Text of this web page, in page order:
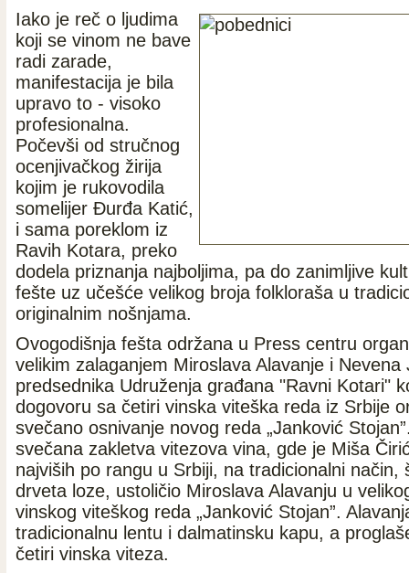
Iako je reč o ljudima
koji se vinom ne bave
radi zarade,
manifestacija je bila
upravo to - visoko
profesionalna.
Počevši od stručnog
ocenjivačkog žirija
kojim je rukovodila
somelijer Đurđa Katić,
i sama poreklom iz
Ravih Kotara, preko
dodela priznanja najboljima, pa do zanimljive
fešte uz učešće velikog broja folkloraša u
originalnim nošnjama.
Ovogodišnja fešta održana u Press centru
velikim zalaganjem Miroslava Alavanje i Nevena
predsednika Udruženja građana "Ravni Kotari"
dogovoru sa četiri vinska viteška reda iz Srbije
svečano osnivanje novog reda „Janković
svečana zakletva vitezova vina, gde je Miša
najviših po rangu u Srbiji, na tradicionalni način,
drveta loze, ustoličio Miroslava Alavanju u
vinskog viteškog reda „Janković Stojan”.
tradicionalnu lentu i dalmatinsku kapu, a
četiri vinska viteza.